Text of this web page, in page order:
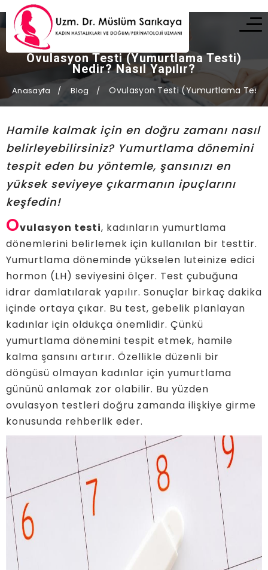
Ovulasyon Testi (Yumurtlama Testi)
Nedir? Nasıl Yapılır?
Anasayfa Blog Ovulasyon Testi (Yumurtlama Testi)
Hamile kalmak için en doğru zamanı nasıl
belirleyebilirsiniz? Yumurtlama dönemini
tespit eden bu yöntemle, şansınızı en
yüksek seviyeye çıkarmanın ipuçlarını
keşfedin!
Ovulasyon testi, kadınların yumurtlama
dönemlerini belirlemek için kullanılan bir testtir.
Yumurtlama döneminde yükselen luteinize edici
hormon (LH) seviyesini ölçer. Test çubuğuna
idrar damlatılarak yapılır. Sonuçlar birkaç dakika
içinde ortaya çıkar. Bu test, gebelik planlayan
kadınlar için oldukça önemlidir. Çünkü
yumurtlama dönemini tespit etmek, hamile
kalma şansını artırır. Özellikle düzenli bir
döngüsü olmayan kadınlar için yumurtlama
gününü anlamak zor olabilir. Bu yüzden
ovulasyon testleri doğru zamanda ilişkiye girme
konusunda rehberlik eder.